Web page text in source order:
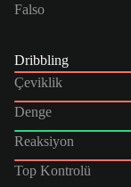
Falso
Dribbling
Çeviklik
Denge
Reaksiyon
Top Kontrolü